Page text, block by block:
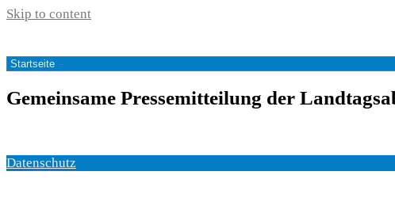
Skip to content
Gemeinsame Pressemitteilung der
Datenschutz